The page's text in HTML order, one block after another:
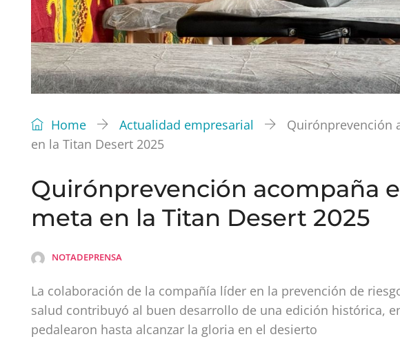
Home Actualidad empresarial
Quirónprevención
en la Titan Desert 2025
Quirónprevención acompaña
meta en la Titan Desert 2025
NOTADEPRENSA
La colaboración de la compañía líder en la prevención de
salud contribuyó al buen desarrollo de una edición histórica,
pedalearon hasta alcanzar la gloria en el desierto